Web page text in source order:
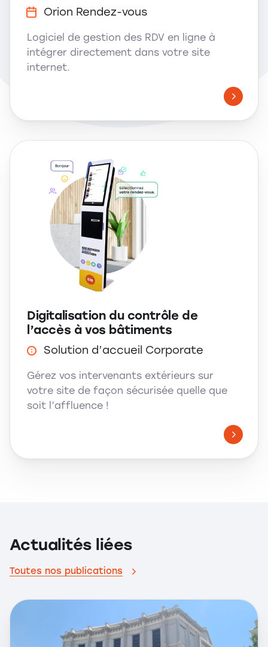
Orion Rendez-vous
Logiciel de gestion des RDV en ligne à
intégrer directement dans votre site
internet.
Digitalisation du contrôle de
l’accès à vos bâtiments
Solution d’accueil Corporate
Gérez vos intervenants extérieurs sur
votre site de façon sécurisée quelle que
soit l’affluence !
Actualités liées
Toutes nos publications